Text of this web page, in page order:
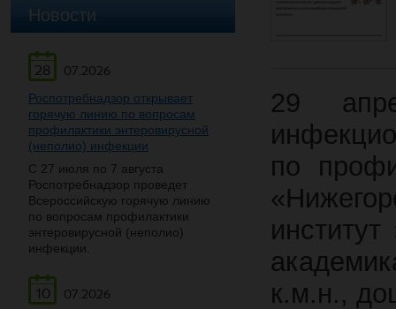
Новости
28
07.2026
Роспотребнадзор открывает
горячую линию по вопросам
профилактики энтеровирусной
(неполио) инфекции
С 27 июля по 7 августа
Роспотребнадзор проведет
Всероссийскую горячую линию
по вопросам профилактики
энтеровирусной (неполио)
инфекции.
10
07.2026
29
по
к.м.н.,